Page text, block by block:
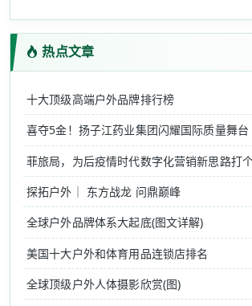
热点文章
十大顶级高端户外品牌排行榜
喜夺5金！扬子江药业集团闪耀国际质量舞台
菲旅局，为后疫情时代数字化营销新思路打个
探拓户外｜ 东方战龙 问鼎巅峰
全球户外品牌体系大起底(图文详解)
美国十大户外和体育用品连锁店排名
全球顶级户外人体摄影欣赏(图)